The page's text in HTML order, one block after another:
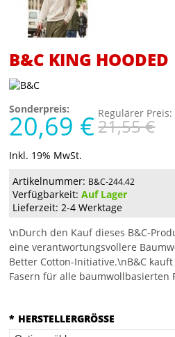
B&C KING HOODED
Sonderpreis:
20,69 € Regulärer Preis:
21,55 €
Inkl. 19% MwSt.
Artikelnummer: B&C-244.42
Verfügbarkeit:Auf Lager
Lieferzeit: 2-4 Werktage
\nDurch den Kauf dieses B&C-
eine verantwortungsvollere
Better Cotton-Initiative.\nB&C kauft
Fasern für alle baumwollbasierten
* HERSTELLERGRÖSSE